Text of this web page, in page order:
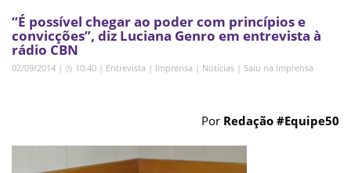
“É possível chegar ao poder com princípios e
convicções”, diz Luciana Genro em entrevista à
rádio CBN
02/09/2014 | ◷ 10:40 | Entrevista | Imprensa | Notícias | Saiu na Imprensa
Por Redação #Equipe50